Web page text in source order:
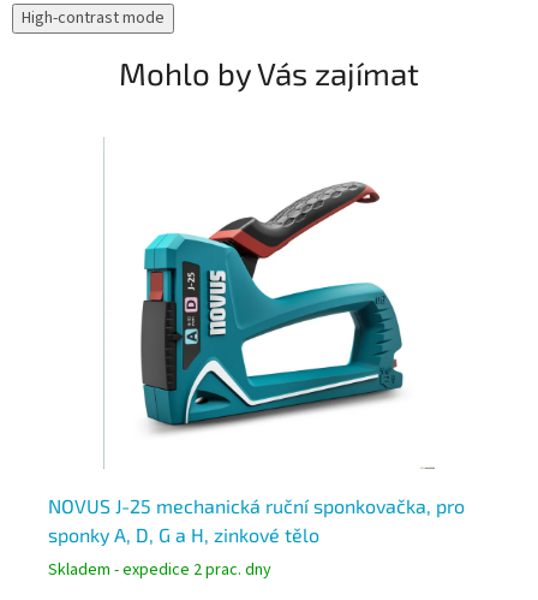
High-contrast mode
Mohlo by Vás zajímat
NOVUS J-25 mechanická ruční sponkovačka, pro
sponky A, D, G a H, zinkové tělo
Skladem - expedice 2 prac. dny